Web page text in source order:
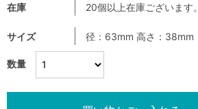
数量
在庫 20個以上在庫ございます。
サイズ 径：63mm 高さ：38mm